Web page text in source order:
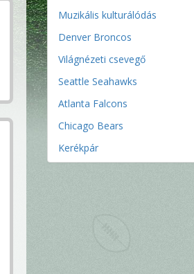
Muzikális kulturálódás
Denver Broncos
Világnézeti csevegő
Seattle Seahawks
Atlanta Falcons
Chicago Bears
Kerékpár